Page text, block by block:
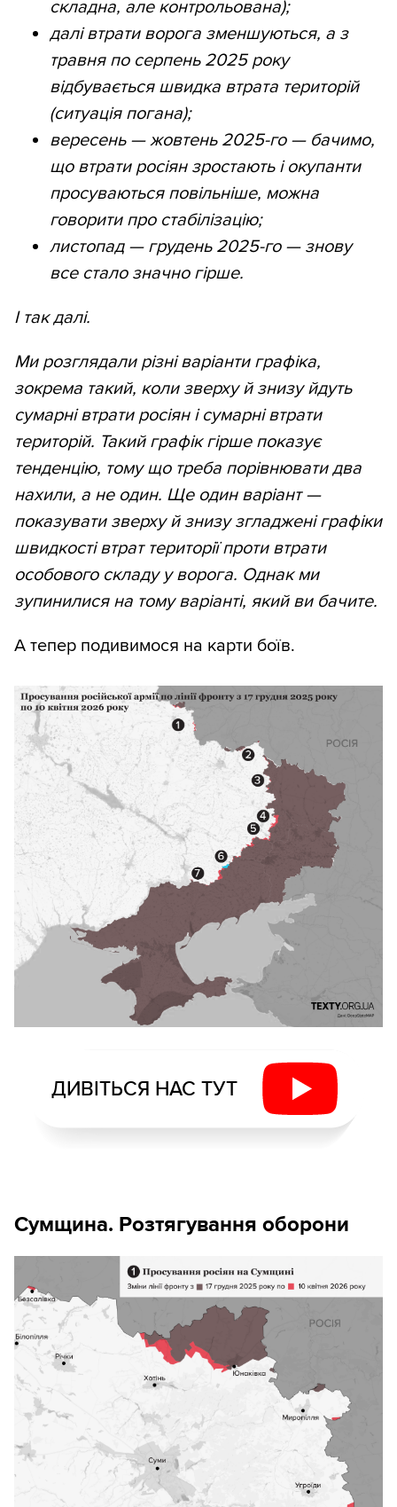
складна, але контрольована);
далі втрати ворога зменшуються, а з
травня по серпень 2025 року
відбувається швидка втрата територій
(ситуація погана);
вересень — жовтень 2025-го — бачимо,
що втрати росіян зростають і окупанти
просуваються повільніше, можна
говорити про стабілізацію;
листопад — грудень 2025-го — знову
все стало значно гірше.
І так далі.
Ми розглядали різні варіанти графіка,
зокрема такий, коли зверху й знизу йдуть
сумарні втрати росіян і сумарні втрати
територій. Такий графік гірше показує
тенденцію, тому що треба порівнювати два
нахили, а не один. Ще один варіант —
показувати зверху й знизу згладжені графіки
швидкості втрат території проти втрати
особового складу у ворога. Однак ми
зупинилися на тому варіанті, який ви бачите.
А тепер подивимося на карти боїв.
ДИВІТЬСЯ НАС ТУТ
Сумщина. Розтягування оборони